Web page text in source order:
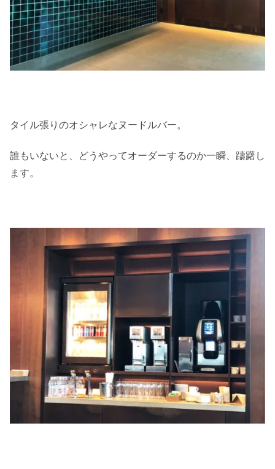
タイル張りのオシャレなヌードルバー。
誰もいないと、どうやってオーダーするのか一瞬、躊躇し
ます。